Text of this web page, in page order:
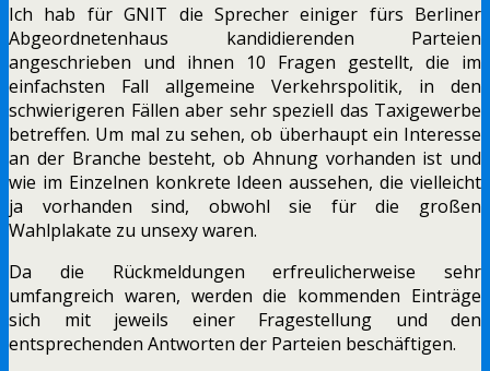
Ich hab für GNIT die Sprecher einiger fürs Berliner
Abgeordnetenhaus kandidierenden Parteien
angeschrieben und ihnen 10 Fragen gestellt, die im
einfachsten Fall allgemeine Verkehrspolitik, in den
schwierigeren Fällen aber sehr speziell das Taxigewerbe
betreffen. Um mal zu sehen, ob überhaupt ein Interesse
an der Branche besteht, ob Ahnung vorhanden ist und
wie im Einzelnen konkrete Ideen aussehen, die vielleicht
ja vorhanden sind, obwohl sie für die großen
Wahlplakate zu unsexy waren.
Da die Rückmeldungen erfreulicherweise sehr
umfangreich waren, werden die kommenden Einträge
sich mit jeweils einer Fragestellung und den
entsprechenden Antworten der Parteien beschäftigen.